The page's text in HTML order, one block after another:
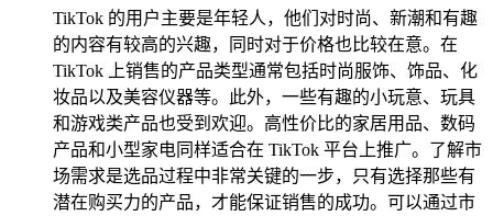
TikTok 的用户主要是年轻人，他们对时尚、新潮和有趣
的内容有较高的兴趣，同时对于价格也比较在意。在
TikTok 上销售的产品类型通常包括时尚服饰、饰品、化
妆品以及美容仪器等。此外，一些有趣的小玩意、玩具
和游戏类产品也受到欢迎。高性价比的家居用品、数码
产品和小型家电同样适合在 TikTok 平台上推广。了解市
场需求是选品过程中非常关键的一步，只有选择那些有
潜在购买力的产品，才能保证销售的成功。可以通过市